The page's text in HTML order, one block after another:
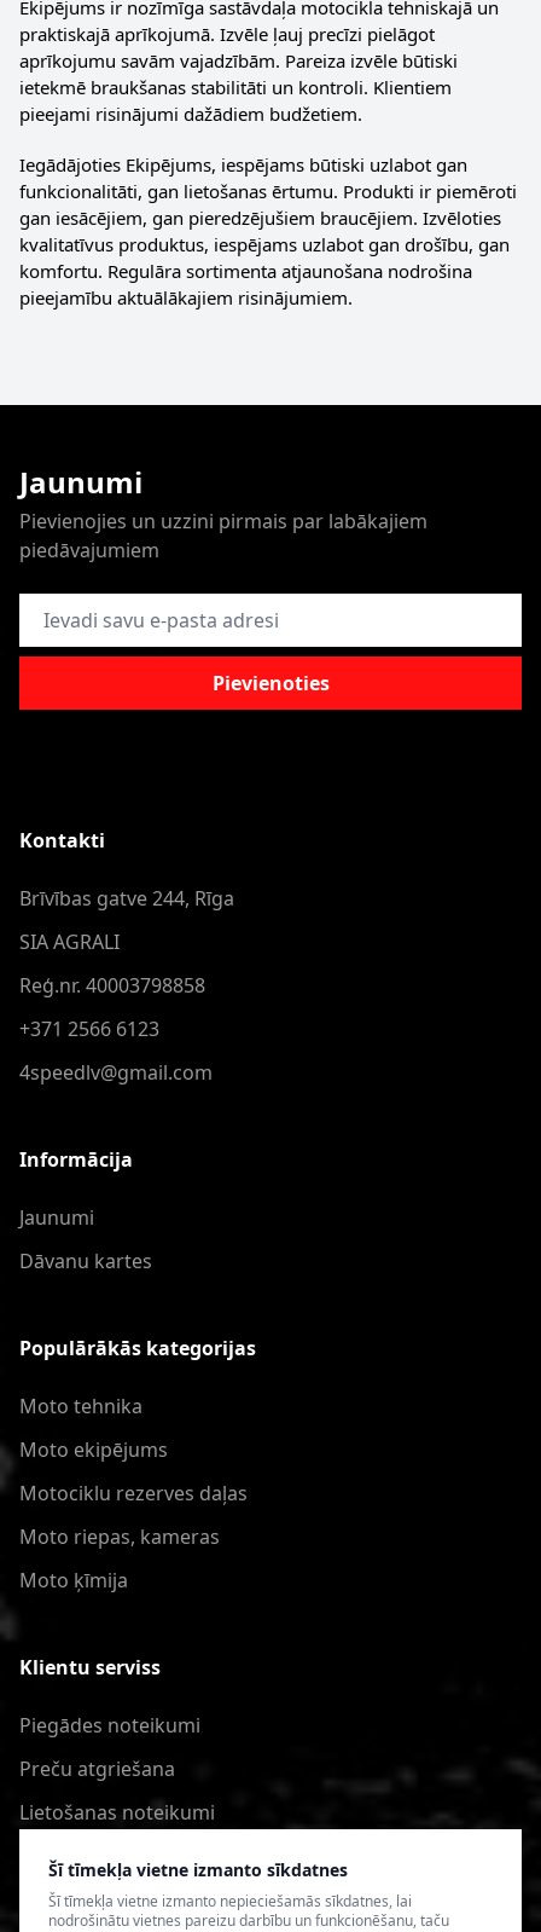
Šī tīmekļa vietne izmanto sīkdatnes
Šī tīmekļa vietne izmanto nepieciešamās sīkdatnes, lai
nodrošinātu vietnes pareizu darbību un funkcionēšanu, taču
Ekipējums ir nozīmīga sastāvdaļa motocikla tehniskajā un
praktiskajā aprīkojumā. Izvēle ļauj precīzi pielāgot
aprīkojumu savām vajadzībām. Pareiza izvēle būtiski
ietekmē braukšanas stabilitāti un kontroli. Klientiem
pieejami risinājumi dažādiem budžetiem.
Iegādājoties Ekipējums, iespējams būtiski uzlabot gan
funkcionalitāti, gan lietošanas ērtumu. Produkti ir piemēroti
gan iesācējiem, gan pieredzējušiem braucējiem. Izvēloties
kvalitatīvus produktus, iespējams uzlabot gan drošību, gan
komfortu. Regulāra sortimenta atjaunošana nodrošina
pieejamību aktuālākajiem risinājumiem.
Jaunumi
Pievienojies un uzzini pirmais par labākajiem
piedāvajumiem
E-pasta adrese
Pievienoties
Kontakti
Brīvības gatve 244, Rīga
SIA AGRALI
Reģ.nr. 40003798858
+371 2566 6123
4speedlv@gmail.com
Informācija
Jaunumi
Dāvanu kartes
Populārākās kategorijas
Moto tehnika
Moto ekipējums
Motociklu rezerves daļas
Moto riepas, kameras
Moto ķīmija
Klientu serviss
Piegādes noteikumi
Preču atgriešana
Lietošanas noteikumi
Privātuma politika